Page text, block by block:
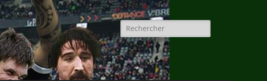
Rechercher :